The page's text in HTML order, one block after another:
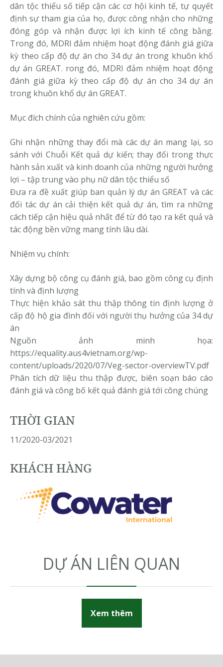
dân tộc thiểu số tiếp cận các cơ hội kinh tế, tự quyết
định sự tham gia của họ, được công nhận cho những
đóng góp và nhận được lợi ích kinh tế công bằng.
Trong đó, MDRI đảm nhiệm hoạt động đánh giá giữa
kỳ theo cấp độ dự án cho 34 dự án trong khuôn khổ
dự án GREAT. rong đó, MDRI đảm nhiệm hoạt động
đánh giá giữa kỳ theo cấp độ dự án cho 34 dự án
trong khuôn khổ dự án GREAT.
Mục đích chính của nghiên cứu gồm:
Ghi nhận những thay đổi mà các dự án mang lại, so
sánh với Chuỗi Kết quả dự kiến; thay đổi trong thực
hành sản xuất và kinh doanh của những người hưởng
lợi – tập trung vào phụ nữ dân tộc thiểu số
Đưa ra đề xuất giúp ban quản lý dự án GREAT và các
đối tác dự án cải thiện kết quả dự án, tìm ra những
cách tiếp cận hiệu quả nhất để từ đó tạo ra kết quả và
tác động bền vững mang tính lâu dài.
Nhiệm vụ chính:
Xây dựng bộ công cụ đánh giá, bao gồm công cụ định
tính và định lượng
Thực hiện khảo sát thu thập thông tin định lượng ở
cấp độ hộ gia đình đối với người thụ hưởng của 34 dự
án
Nguồn ảnh minh họa:
https://equality.aus4vietnam.org/wp-
content/uploads/2020/07/Veg-sector-overviewTV.pdf
Phân tích dữ liệu thu thập được, biên soạn báo cáo
đánh giá và công bố kết quả đánh giá tới công chúng
THỜI GIAN
11/2020-03/2021
KHÁCH HÀNG
DỰ ÁN LIÊN QUAN
Xem thêm